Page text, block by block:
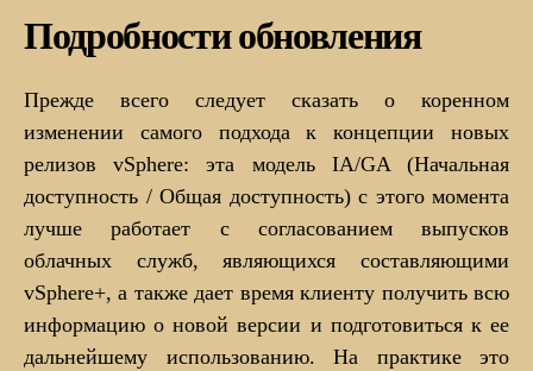
Подробности обновления
Прежде всего следует сказать о коренном
изменении самого подхода к концепции новых
релизов vSphere: эта модель IA/GA (Начальная
доступность / Общая доступность) с этого момента
лучше работает с согласованием выпусков
облачных служб, являющихся составляющими
vSphere+, а также дает время клиенту получить всю
информацию о новой версии и подготовиться к ее
дальнейшему использованию. На практике это